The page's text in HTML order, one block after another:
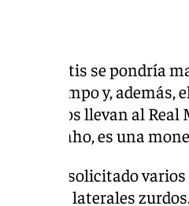
el Betis se pondría
del campo y, además,
caminos llevan al
de Mourinho, es una
ya ha solicitado
cuatro laterales